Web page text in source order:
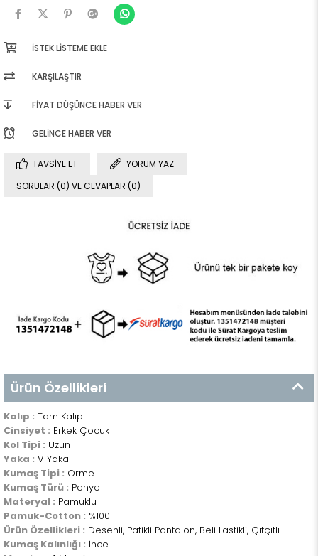
İSTEK LISTEME EKLE
KARŞILAŞTIR
FIYAT DÜŞÜNCE HABER VER
GELINCE HABER VER
TAVSIYE ET
YORUM YAZ
SORULAR (0) VE CEVAPLAR (0)
Ürün Özellikleri
Kalıp : Tam Kalıp
Cinsiyet : Erkek Çocuk
Kol Tipi : Uzun
Yaka : V Yaka
Kumaş Tipi : Örme
Kumaş Türü : Penye
Materyal : Pamuklu
Pamuk-Cotton : %100
Ürün Özellikleri : Desenli, Patikli Pantalon, Beli Lastikli, Çıtçıtlı
Kumaş Kalınlığı : İnce